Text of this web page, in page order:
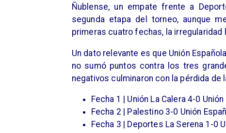
Ñublense, un empate frente a
segunda etapa del torneo, aunque
primeras cuatro fechas, la
Un dato relevante es que Unión
no sumó puntos contra los tres
negativos culminaron con la pérdida de
Fecha 1 | Unión La Calera 4-0
Fecha 2 | Palestino 3-0 Unión
Fecha 3 | Deportes La Serena 1-0